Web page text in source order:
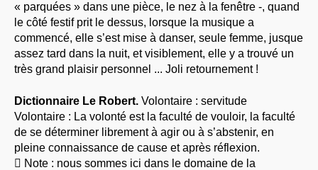
« parquées » dans une pièce, le nez à la fenêtre -, quand
le côté festif prit le dessus, lorsque la musique a
commencé, elle s’est mise à danser, seule femme, jusque
assez tard dans la nuit, et visiblement, elle y a trouvé un
très grand plaisir personnel ... Joli retournement !
Dictionnaire Le Robert. Volontaire : servitude
Volontaire : La volonté est la faculté de vouloir, la faculté
de se déterminer librement à agir ou à s’abstenir, en
pleine connaissance de cause et après réflexion.
 Note : nous sommes ici dans le domaine de la